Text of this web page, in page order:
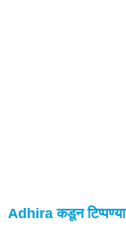
Adhira कडून टिप्पण्या